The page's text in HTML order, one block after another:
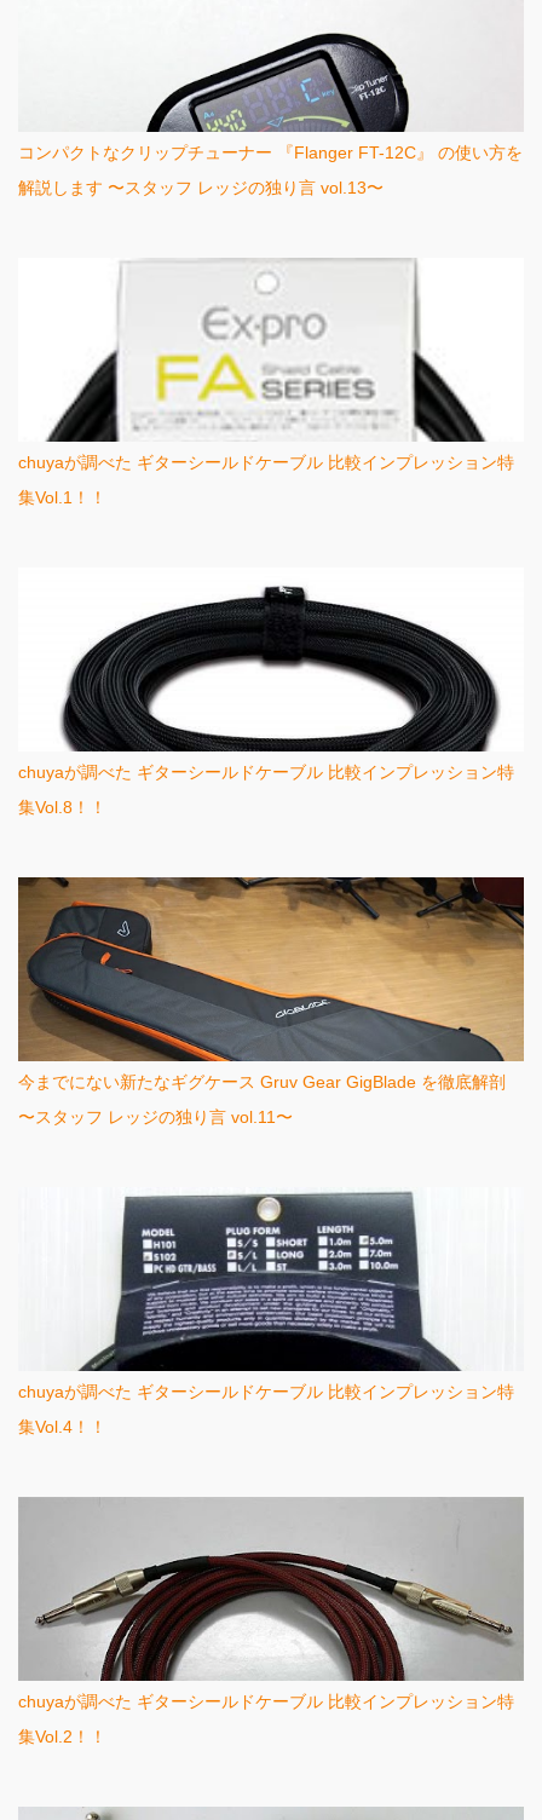
コンパクトなクリップチューナー 『Flanger FT-12C』 の使い方を
解説します 〜スタッフ レッジの独り言 vol.13〜
chuyaが調べた ギターシールドケーブル 比較インプレッション特
集Vol.1！！
chuyaが調べた ギターシールドケーブル 比較インプレッション特
集Vol.8！！
今までにない新たなギグケース Gruv Gear GigBlade を徹底解剖
〜スタッフ レッジの独り言 vol.11〜
chuyaが調べた ギターシールドケーブル 比較インプレッション特
集Vol.4！！
chuyaが調べた ギターシールドケーブル 比較インプレッション特
集Vol.2！！